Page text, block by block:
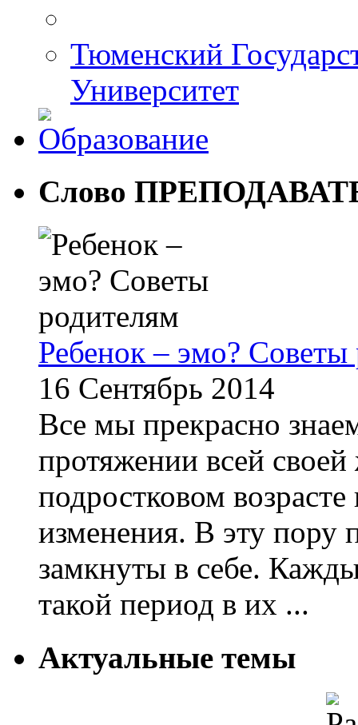
Тюменский
Университет
Слово
Ребенок – эмо? Советы
16 Сентябрь 2014
Все мы прекрасно
протяжении всей
подростковом
изменения. В эту пору
замкнуты в себе.
такой период в их ...
Актуальные темы